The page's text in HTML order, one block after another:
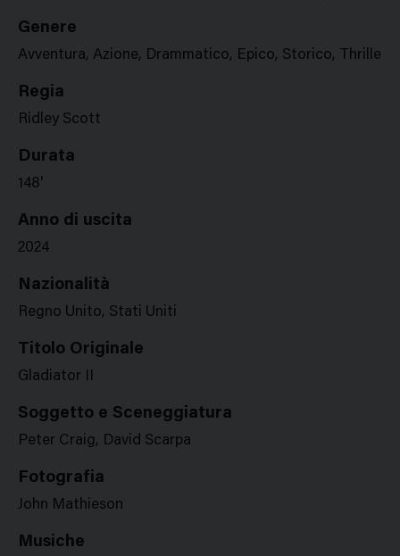
Genere
Avventura, Azione, Drammatico, Epico, Storico, Thriller
Regia
Ridley Scott
Durata
148'
Anno di uscita
2024
Nazionalità
Regno Unito, Stati Uniti
Titolo Originale
Gladiator II
Soggetto e Sceneggiatura
Peter Craig, David Scarpa
Fotografia
John Mathieson
Musiche